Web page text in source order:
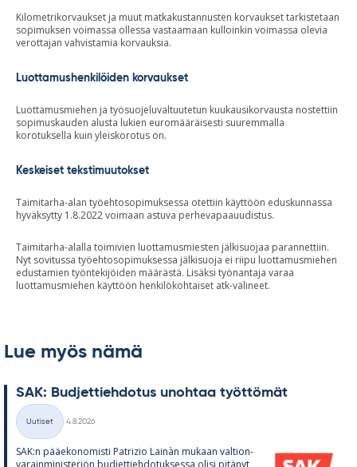
Kilometrikorvaukset ja muut matkakustannusten korvaukset tarkistetaan
sopimuksen voimassa ollessa vastaamaan kulloinkin voimassa olevia
verottajan vahvistamia korvauksia.
Luottamushenkilöiden korvaukset
Luottamusmiehen ja työsuojeluvaltuutetun kuukausikorvausta nostettiin
sopimuskauden alusta lukien euromääräisesti suuremmalla
korotuksella kuin yleiskorotus on.
Keskeiset tekstimuutokset
Taimitarha-alan työehtosopimuksessa otettiin käyttöön eduskunnassa
hyväksytty 1.8.2022 voimaan astuva perhevapaauudistus.
Taimitarha-alalla toimivien luottamusmiesten jälkisuojaa parannettiin.
Nyt sovitussa työehtosopimuksessa jälkisuoja ei riipu luottamusmiehen
edustamien työntekijöiden määrästä. Lisäksi työnantaja varaa
luottamusmiehen käyttöön henkilökohtaiset atk-välineet.
Lue myös nämä
SAK: Bud­jet­tieh­do­tus unoh­taa työt­tö­mät
Kategoriat
Uutiset
4.8.2026
SAK:n pää­e­ko­no­misti Pat­rizio Lainàn mu­kaan val­tion­